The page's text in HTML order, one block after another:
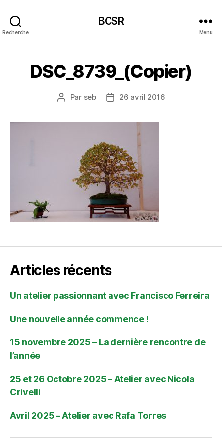
Recherche
BCSR
Menu
DSC_8739_(Copier)
Auteur
Par seb
Date26 avril 2016
Articles récents
Un atelier passionnant avec Francisco Ferreira
Une nouvelle année commence !
15 novembre 2025 – La dernière rencontre de
l’année
25 et 26 Octobre 2025 – Atelier avec Nicola
Crivelli
Avril 2025 – Atelier avec Rafa Torres